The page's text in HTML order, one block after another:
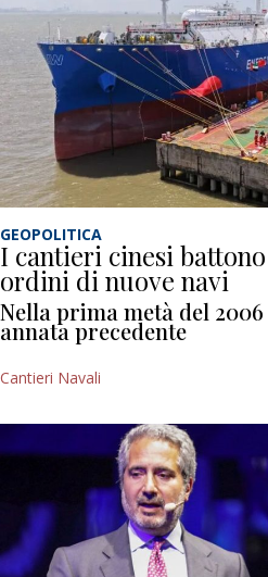
GEOPOLITICA
I cantieri cinesi
ordini di nuove navi
Nella prima metà del
annata precedente
Cantieri Navali